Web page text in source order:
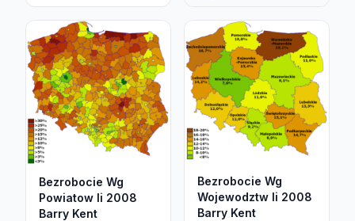
Bezrobocie Wg
Powiatow Ii 2008
Barry Kent
Bezrobocie Wg
Wojewodztw Ii 2008
Barry Kent